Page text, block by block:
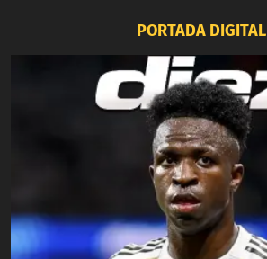
PORTADA DIGITAL